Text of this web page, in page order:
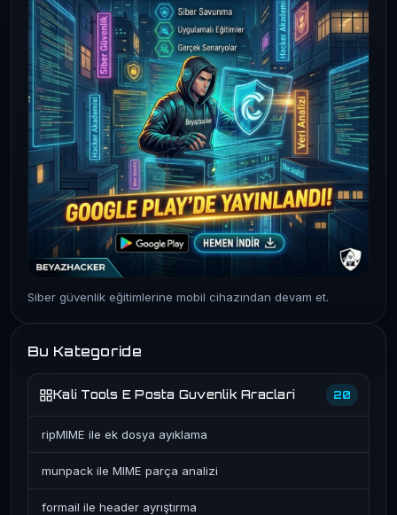
Siber güvenlik eğitimlerine mobil cihazından devam et.
Bu Kategoride
Kali Tools E Posta Guvenlik Araclari 20
ripMIME ile ek dosya ayıklama
munpack ile MIME parça analizi
formail ile header ayrıştırma